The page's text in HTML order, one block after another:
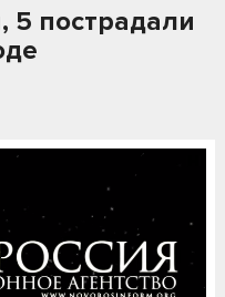
5 пострадали